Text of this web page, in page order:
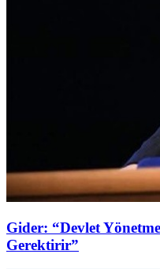
Gider: “Devlet
Gerektirir”